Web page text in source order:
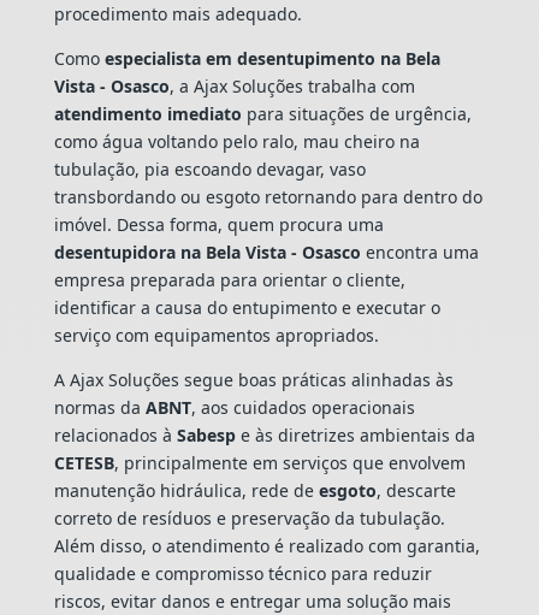
procedimento mais adequado.
Como especialista em desentupimento na Bela
Vista - Osasco, a Ajax Soluções trabalha com
atendimento imediato para situações de urgência,
como água voltando pelo ralo, mau cheiro na
tubulação, pia escoando devagar, vaso
transbordando ou esgoto retornando para dentro do
imóvel. Dessa forma, quem procura uma
desentupidora na Bela Vista - Osasco encontra uma
empresa preparada para orientar o cliente,
identificar a causa do entupimento e executar o
serviço com equipamentos apropriados.
A Ajax Soluções segue boas práticas alinhadas às
normas da ABNT, aos cuidados operacionais
relacionados à Sabespe às diretrizes ambientais da
CETESB, principalmente em serviços que envolvem
manutenção hidráulica, rede de esgoto, descarte
correto de resíduos e preservação da tubulação.
Além disso, o atendimento é realizado com garantia,
qualidade e compromisso técnico para reduzir
riscos, evitar danos e entregar uma solução mais